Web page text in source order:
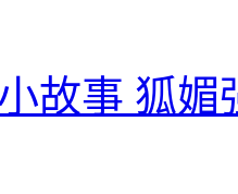
故事 狐